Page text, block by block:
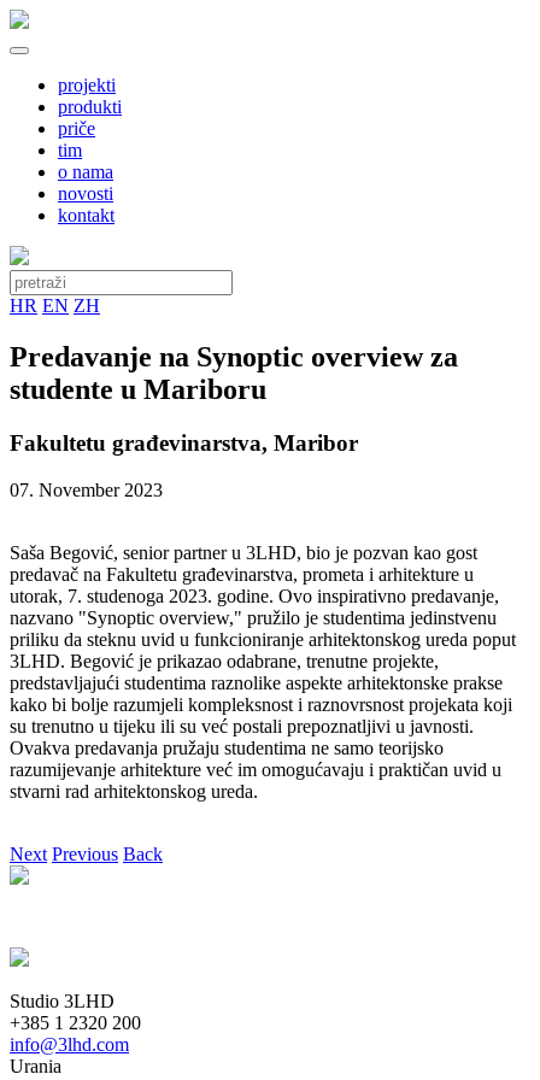
projekti
produkti
priče
tim
o nama
novosti
kontakt
HR EN ZH
Predavanje na Synoptic overview za
studente u Mariboru
Fakultetu građevinarstva, Maribor
07. November 2023
Saša Begović, senior partner u 3LHD, bio je pozvan kao gost
predavač na Fakultetu građevinarstva, prometa i arhitekture u
utorak, 7. studenoga 2023. godine. Ovo inspirativno predavanje,
nazvano "Synoptic overview," pružilo je studentima jedinstvenu
priliku da steknu uvid u funkcioniranje arhitektonskog ureda poput
3LHD. Begović je prikazao odabrane, trenutne projekte,
predstavljajući studentima raznolike aspekte arhitektonske prakse
kako bi bolje razumjeli kompleksnost i raznovrsnost projekata koji
su trenutno u tijeku ili su već postali prepoznatljivi u javnosti.
Ovakva predavanja pružaju studentima ne samo teorijsko
razumijevanje arhitekture već im omogućavaju i praktičan uvid u
stvarni rad arhitektonskog ureda.
Next Previous Back
Studio 3LHD
+385 1 2320 200
info@3lhd.com
Urania